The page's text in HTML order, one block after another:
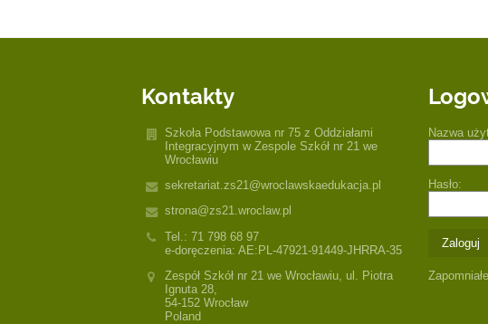
Kontakty
Szkoła Podstawowa nr 75 z Oddziałami
Integracyjnym w Zespole Szkół nr 21 we
Wrocławiu
sekretariat.zs21@wroclawskaedukacja.pl
strona@zs21.wroclaw.pl
Tel.: 71 798 68 97
e-doręczenia: AE:PL-47921-91449-JHRRA-35
Zespół Szkół nr 21 we Wrocławiu, ul. Piotra
Ignuta 28,
54-152 Wrocław
Poland
Nazwa
Hasło: